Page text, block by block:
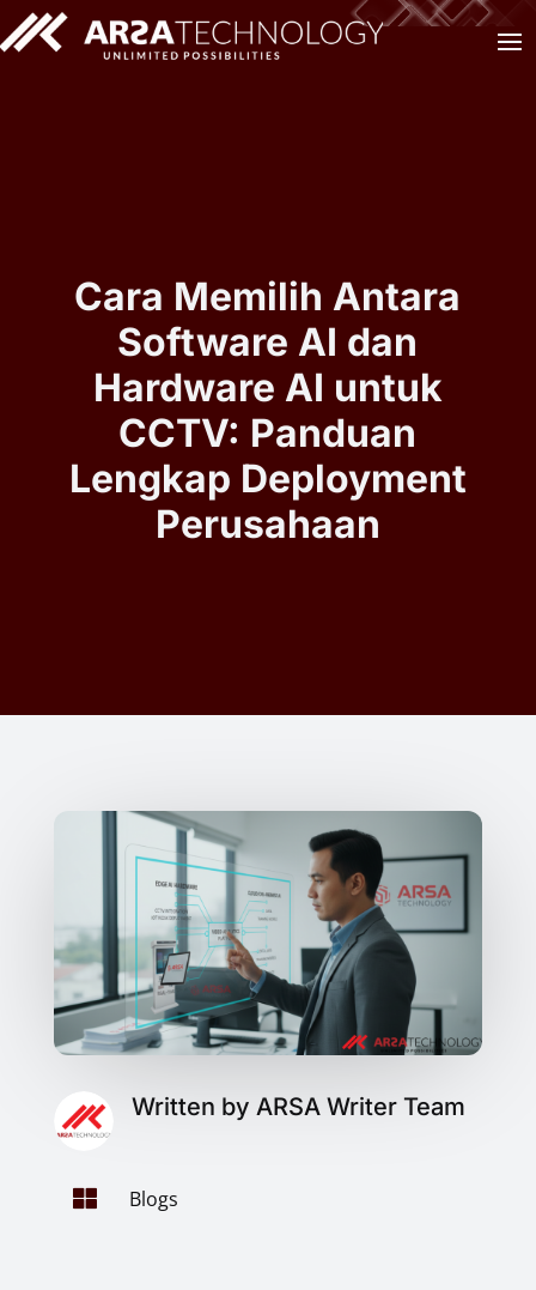
Cara Memilih Antara
Software AI dan
Hardware AI untuk
CCTV: Panduan
Lengkap Deployment
Perusahaan
Written by ARSA Writer Team
 Blogs